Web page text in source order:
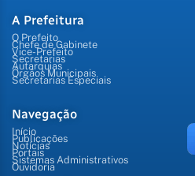
A Prefeitura
O Prefeito
Chefe de Gabinete
Vice-Prefeito
Secretarias
Autarquias
Órgãos Municipais
Secretarias Especiais
Navegação
Início
Publicações
Notícias
Portais
Sistemas Administrativos
Ouvidoria